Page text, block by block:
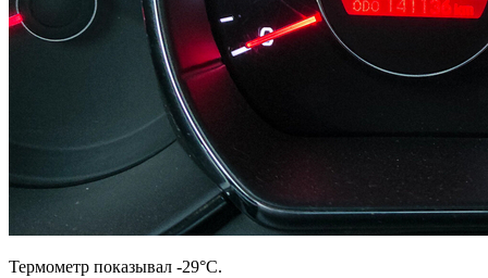
Термометр показывал -29°C.